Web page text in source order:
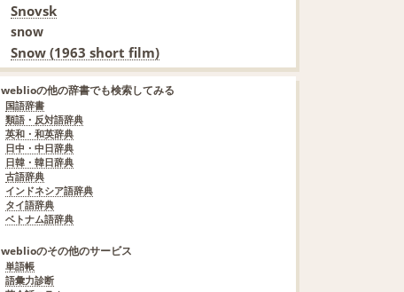
Snovsk
snow
Snow (1963 short film)
weblioの他の辞書でも検索してみる
国語辞書
類語・反対語辞典
英和・和英辞典
日中・中日辞典
日韓・韓日辞典
古語辞典
インドネシア語辞典
タイ語辞典
ベトナム語辞典
weblioのその他のサービス
単語帳
語彙力診断